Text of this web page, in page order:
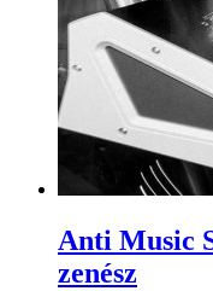
Anti Music
zenész